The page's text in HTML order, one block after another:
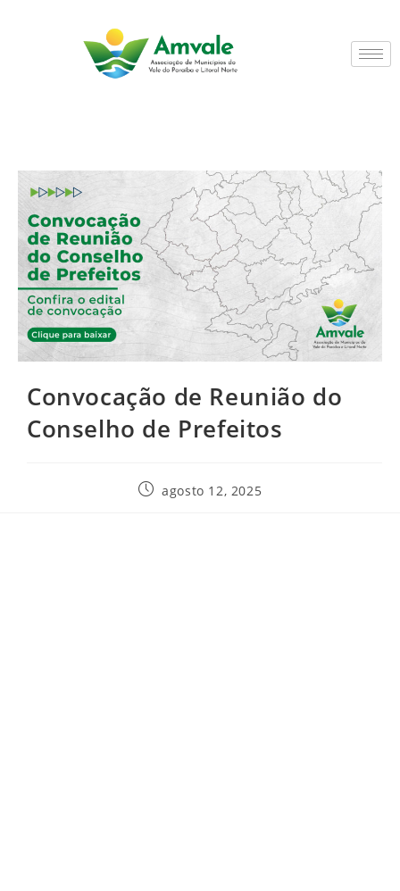
Convocação de Reunião do
Conselho de Prefeitos
agosto 12, 2025